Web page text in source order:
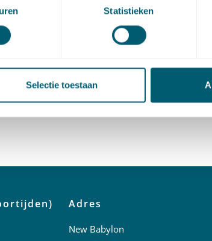
Statistieken
Selectie toestaan
en
Adres
New Babylon